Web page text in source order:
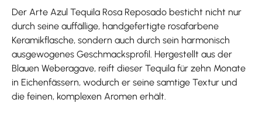
Der Arte Azul Tequila Rosa Reposado besticht nicht nur
durch seine auffällige, handgefertigte rosafarbene
Keramikflasche, sondern auch durch sein harmonisch
ausgewogenes Geschmacksprofil. Hergestellt aus der
Blauen Weberagave, reift dieser Tequila für zehn Monate
in Eichenfässern, wodurch er seine samtige Textur und
die feinen, komplexen Aromen erhält.